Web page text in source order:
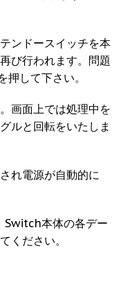
ンドースイッチを本
び行われます。問題
押して下さい。
画面上では処理中を
ルと回転をいたしま
れ電源が自動的に
Switch本体の各デー
ください。